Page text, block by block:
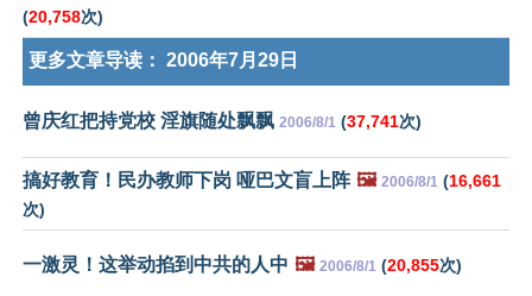
(20,758次)
更多文章导读： 2006年7月29日
曾庆红把持党校 淫旗随处飘飘 2006/8/1 (37,741次)
搞好教育！民办教师下岗 哑巴文盲上阵 🖼️ 2006/8/1 (16,661
次)
一激灵！这举动掐到中共的人中 🖼️ 2006/8/1 (20,855次)